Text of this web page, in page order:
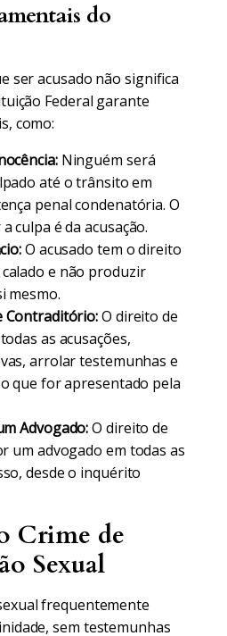
do
ser acusado não significa
Federal garante
como:
Ninguém será
até o trânsito em
penal condenatória. O
culpa é da acusação.
O acusado tem o direito
e não produzir
mesmo.
Contraditório:O direito de
as acusações,
arrolar testemunhas e
que for apresentado pela
Advogado:O direito de
um advogado em todas as
desde o inquérito
Crime de
Sexual
frequentemente
sem testemunhas